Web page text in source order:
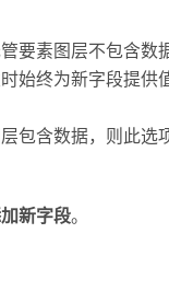
要素图层不包含数
始终为新字段提供
包含数据，则此选
新字段。